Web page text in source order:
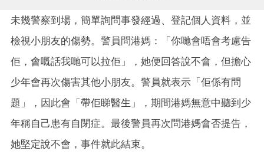
未幾警察到場，簡單詢問事發經過、登記個人資料，並
檢視小朋友的傷勢。警員問港媽：「你哋會唔會考慮告
佢，會嘅話我哋可以拉佢」，她便回答說不會，但擔心
少年會再次傷害其他小朋友。警員就表示「佢係有問
題」，因此會「帶佢睇醫生」，期間港媽無意中聽到少
年稱自己患有自閉症。最後警員再次問港媽會否提告，
她堅定說不會，事件就此結束。